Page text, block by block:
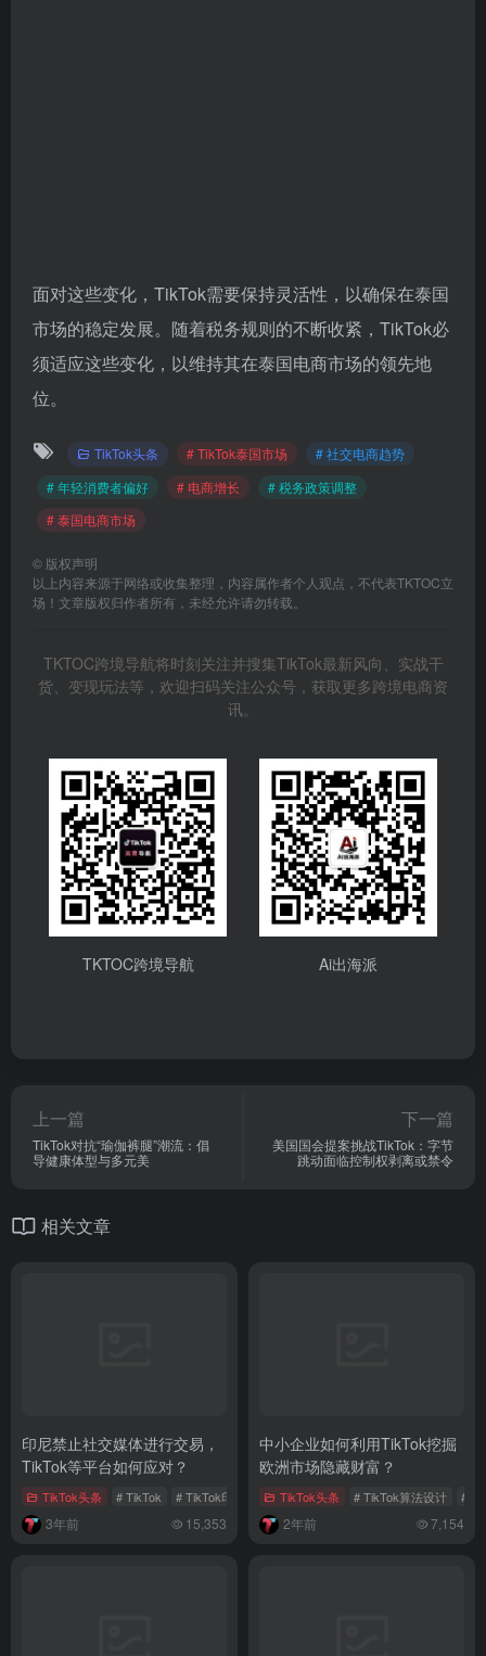
面对这些变化，TikTok需要保持灵活性，以确保在泰国
市场的稳定发展。随着税务规则的不断收紧，TikTok必
须适应这些变化，以维持其在泰国电商市场的领先地
位。
TikTok头条 # TikTok泰国市场
# 社交电商趋势
# 年轻消费者偏好
# 电商增长
# 税务政策调整
# 泰国电商市场
© 版权声明
以上内容来源于网络或收集整理，内容属作者个人观点，不代表TKTOC立
场！文章版权归作者所有，未经允许请勿转载。
TKTOC跨境导航将时刻关注并搜集TikTok最新风向、实战干
货、变现玩法等，欢迎扫码关注公众号，获取更多跨境电商资
讯。
TKTOC跨境导航 Ai出海派
上一篇
TikTok对抗“瑜伽裤腿”潮流：倡
导健康体型与多元美
下一篇
美国国会提案挑战TikTok：字节
跳动面临控制权剥离或禁令
相关文章
印尼禁止社交媒体进行交易，
TikTok等平台如何应对？
TikTok头条 # TikTok # TikTok印尼
3年前 15,353
中小企业如何利用TikTok挖掘
欧洲市场隐藏财富？
TikTok头条 # TikTok算法设计 #
2年前 7,154